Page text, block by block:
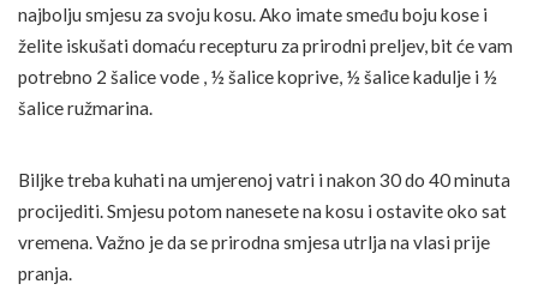
najbolju smjesu za svoju kosu. Ako imate smeđu boju kose i
želite iskušati domaću recepturu za prirodni preljev, bit će vam
potrebno 2 šalice vode , ½ šalice koprive, ½ šalice kadulje i ½
šalice ružmarina.
Biljke treba kuhati na umjerenoj vatri i nakon 30 do 40 minuta
procijediti. Smjesu potom nanesete na kosu i ostavite oko sat
vremena. Važno je da se prirodna smjesa utrlja na vlasi prije
pranja.